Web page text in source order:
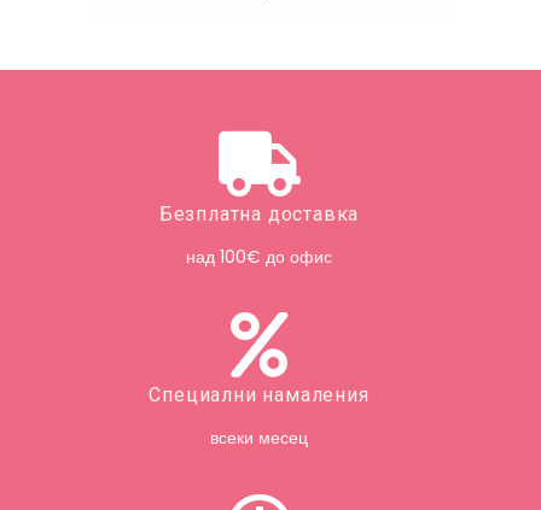
Безплатна доставка
над 100€ до офис
Специални намаления
всеки месец